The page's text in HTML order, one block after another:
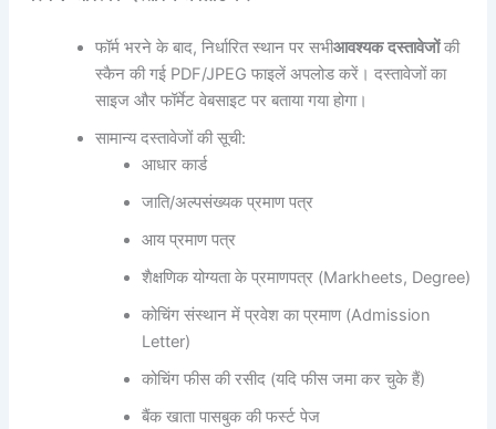
फॉर्म भरने के बाद, निर्धारित स्थान पर सभीआवश्यक दस्तावेजोंकी
स्कैन की गई PDF/JPEG फाइलें अपलोड करें। दस्तावेजों का
साइज और फॉर्मेट वेबसाइट पर बताया गया होगा।
सामान्य दस्तावेजों की सूची:
आधार कार्ड
जाति/अल्पसंख्यक प्रमाण पत्र
आय प्रमाण पत्र
शैक्षणिक योग्यता के प्रमाणपत्र (Markheets, Degree)
कोचिंग संस्थान में प्रवेश का प्रमाण (Admission
Letter)
कोचिंग फीस की रसीद (यदि फीस जमा कर चुके हैं)
बैंक खाता पासबुक की फर्स्ट पेज